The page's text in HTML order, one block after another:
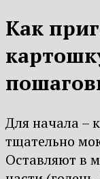
Как
Для начала –
тщательно
Оставляют в